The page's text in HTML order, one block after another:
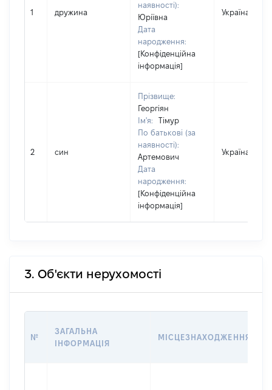
1 дружина
наявності):
Юріївна
Дата
народження:
[Конфіденційна
інформація]
Україна
2 син
Прізвище:
Георгіян
Ім'я:
Тімур
По батькові (за
наявності):
Артемович
Дата
народження:
[Конфіденційна
інформація]
Україна
3. Об'єкти нерухомості
№
ЗАГАЛЬНА
ІНФОРМАЦІЯ
МІСЦЕЗНАХОДЖЕННЯ